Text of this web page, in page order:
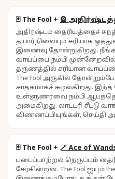
🃏 The Fool + 🎡
அதிர்ஷ்டம் தைரியத்தைச்
தயார்நிலையும் சரியாக
இணைவு தோன்றுகிறது.
வாய்ப்பை நம்பி
தருணத்தில் சரியான
The Fool அருகில்
சாதகமாகச் சுழல்கிறது.
உள்ளுணர்வை நம்பி
அமைகிறது. லாட்டரி சீட்டு
விண்ணப்பியுங்கள், செய்தி
🃏 The Fool + 🪄 Ace of
படைப்பாற்றல் நெருப்பும்
சேர்கின்றன. The Fool ஐயும் the